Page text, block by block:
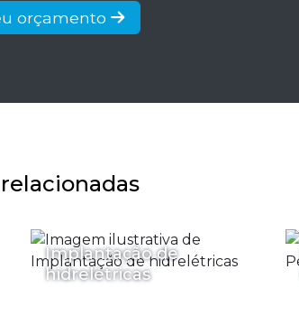
orçamento
Implantação de
hidrelétricas